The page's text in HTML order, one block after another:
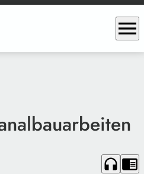
menu
headphones chrome_reader_mode